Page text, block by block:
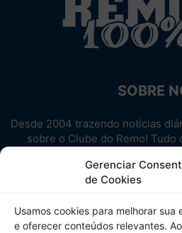
Gerenciar
de Cookies
Usamos cookies para melhorar
e oferecer conteúdos relevantes.
SOBRE
Desde 2004 trazendo notícias
sobre o Clube do Remo! Tudo
Aproveite! Site
SIGA-